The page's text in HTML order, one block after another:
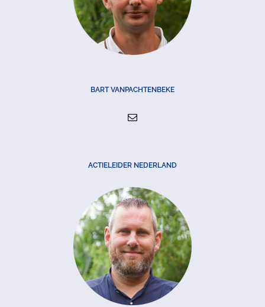
BART VANPACHTENBEKE
ACTIELEIDER NEDERLAND